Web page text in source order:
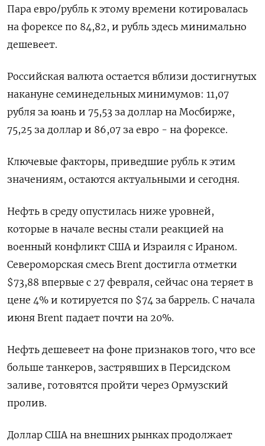
Пара евро/рубль к этому времени котировалась
на форексе по 84,82, и рубль ‌здесь минимально
дешевеет.
Российская валюта остается вблизи достигнутых
накануне семинедельных ‌минимумов: 11,07
рубля за юань и 75,53 за доллар на Мосбирже,
75,25 за доллар и 86,07 за евро - ​на форексе.
Ключевые факторы, приведшие рубль к этим
значениям, остаются актуальными и сегодня.
Нефть в среду опустилась ‌ниже уровней,
которые в начале весны стали реакцией на
военный конфликт США и Израиля с Ираном.
Североморская ​смесь Brent достигла отметки
$73,88 впервые с 27 февраля, сейчас она теряет в
цене 4% и котируется по $74 за ‌баррель. С начала
июня Brent падает почти на 20%.
Нефть дешевеет на фоне признаков того, что все
больше танкеров, застрявших в Персидском
заливе, готовятся пройти через Ормузский
пролив.
Доллар США на ​внешних рынках продолжает